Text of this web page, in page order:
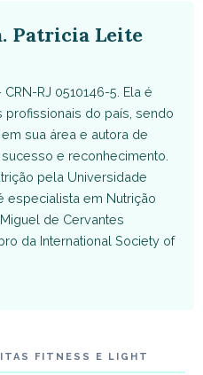
Patricia Leite
RJ 0510146-5. Ela é
profissionais do país, sendo
sua área e autora de
e reconhecimento.
pela Universidade
especialista em Nutrição
de Cervantes
da International Society of
FITNESS E LIGHT